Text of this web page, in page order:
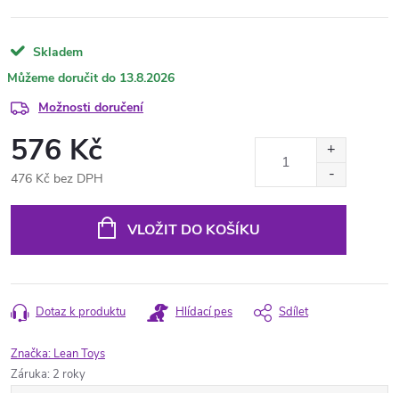
Skladem
13.8.2026
Možnosti doručení
576 Kč
476 Kč bez DPH
VLOŽIT DO KOŠÍKU
Dotaz k produktu Hlídací pes Sdílet
Značka: Lean Toys
Záruka: 2 roky